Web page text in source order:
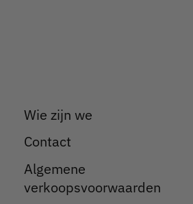
Wie zijn we
Contact
Algemene
verkoopsvoorwaarden